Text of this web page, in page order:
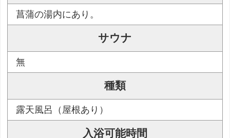
菖蒲の湯内にあり。
サウナ
無
種類
露天風呂（屋根あり）
入浴可能時間